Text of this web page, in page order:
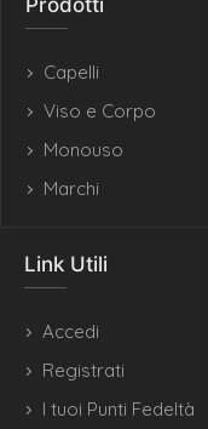
Prodotti
Capelli
Viso e Corpo
Monouso
Marchi
Link Utili
Accedi
Registrati
I tuoi Punti Fedeltà